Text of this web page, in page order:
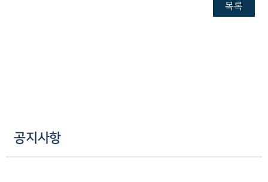
목록
공지사항